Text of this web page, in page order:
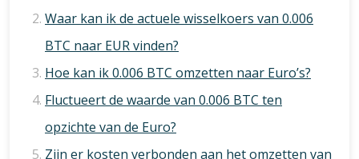
Waar kan ik de actuele wisselkoers van 0.006
BTC naar EUR vinden?
Hoe kan ik 0.006 BTC omzetten naar Euro’s?
Fluctueert de waarde van 0.006 BTC ten
opzichte van de Euro?
Zijn er kosten verbonden aan het omzetten van